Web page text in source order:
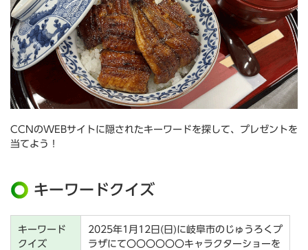
CCNのWEBサイトに隠されたキーワードを探して、プレゼントを
当てよう！
キーワードクイズ
キーワード
クイズ
2025年1月12日(日)に岐阜市のじゅうろくプ
ラザにて〇〇〇〇〇〇キャラクターショーを